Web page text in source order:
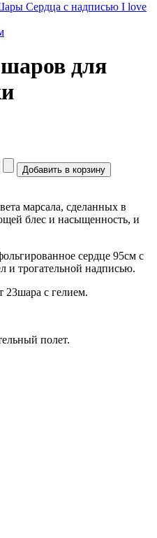
Сердца с надписью I love
для
марсала, сделанных в
блес и насыщенность, и
сердце 95см с
и трогательной надписью.
23шара с гелием.
полет.